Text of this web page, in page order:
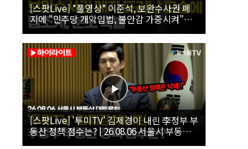
[스팟Live] *풀영상* 이준석, 보완수사권 폐
지에 "민주당 개악입법, 불안감 가중시켜"｜
26.08.06 개혁신당 보완수사권 폐지 토론회
[스팟Live] '투미TV' 김제경이 내린 李정부 부
동산 정책 점수는? | 26.08.06 서울시 부동산
대토론회